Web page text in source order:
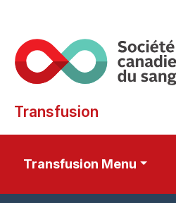
Transfusion
Transfusion Menu